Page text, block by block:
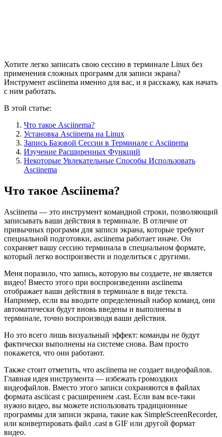
Хотите легко записать свою сессию в терминале Linux без
применения сложных программ для записи экрана?
Инструмент asciinema именно для вас, и я расскажу, как начать
с ним работать.
В этой статье:
Что такое Asciinema?
Установка Asciinema на Linux
Запись Базовой Сессии в Терминале с Asciinema
Изучение Расширенных Функций
Некоторые Увлекательные Способы Использовать
Asciinema
Что такое Asciinema?
Asciinema — это инструмент командной строки, позволяющий
записывать ваши действия в терминале. В отличие от
привычных программ для записи экрана, которые требуют
специальной подготовки, asciinema работает иначе. Он
сохраняет вашу сессию терминала в специальном формате,
который легко воспроизвести и поделиться с другими.
Меня поразило, что запись, которую вы создаете, не является
видео! Вместо этого при воспроизведении asciinema
отображает ваши действия в терминале в виде текста.
Например, если вы вводите определенный набор команд, они
автоматически будут вновь введены и выполнены в
терминале, точно воспроизводя ваши действия.
Но это всего лишь визуальный эффект: команды не будут
фактически выполнены на системе снова. Вам просто
покажется, что они работают.
Также стоит отметить, что asciinema не создает видеофайлов.
Главная идея инструмента — избежать громоздких
видеофайлов. Вместо этого записи сохраняются в файлах
формата asciicast с расширением .cast. Если вам все-таки
нужно видео, вы можете использовать традиционные
программы для записи экрана, такие как SimpleScreenRecorder,
или конвертировать файл .cast в GIF или другой формат
видео.